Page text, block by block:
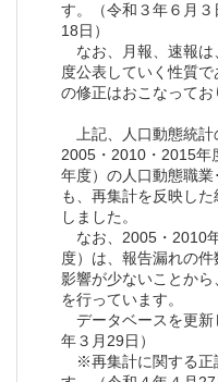
す。（令和３年６月３
18日）
なお、月報、速報は
度公表していく性質
の修正はおこなってお
上記、人口動態統計
2005・2010・2015年
年度）の人口動態職
も、再集計を反映し
しました。
なお、2005・2010
度）は、報告漏れの
影響が少ないことか
を行っています。
データベースを更新
年３月29日）
※再集計に関する正